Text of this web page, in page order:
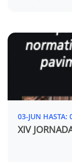
03-JUN HASTA:
XIV